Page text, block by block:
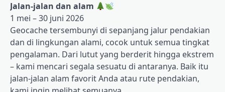
Jalan-jalan dan alam
1 mei – 30 juni 2026
Geocache tersembunyi di sepanjang jalur pendakian
dan di lingkungan alami, cocok untuk semua tingkat
pengalaman. Dari lutut yang berderit hingga ekstrem
– kami mencari segala sesuatu di antaranya. Baik itu
jalan-jalan alam favorit Anda atau rute pendakian,